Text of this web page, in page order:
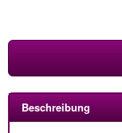
Beschreibung